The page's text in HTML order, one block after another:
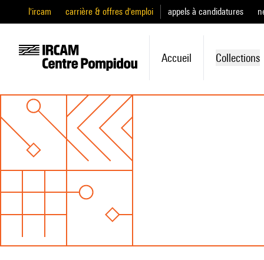
l'ircam carrière & offres d'emploi appels à candidatures
Accueil Collections